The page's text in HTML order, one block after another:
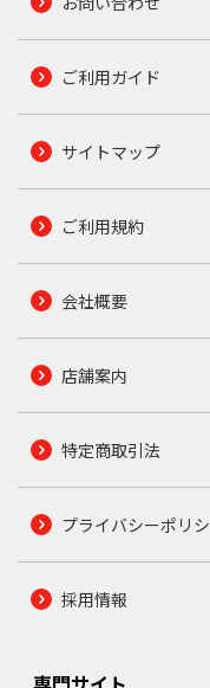
ご利用ガイド
サイトマップ
ご利用規約
会社概要
店舗案内
特定商取引法
プライバシーポリ
採用情報